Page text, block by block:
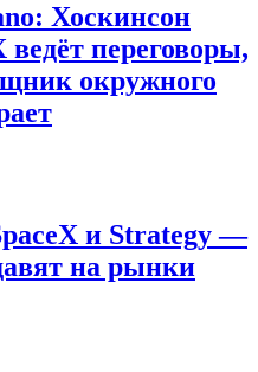
Хоскинсон
переговоры,
окружного
и Strategy —
на рынки